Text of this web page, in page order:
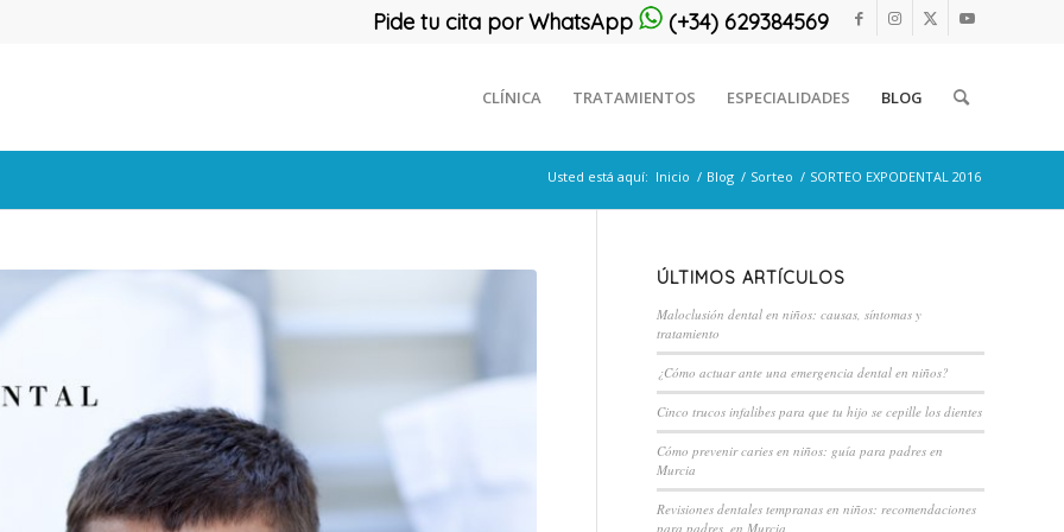
Pide tu cita por WhatsApp (+34) 629384569
CLÍNICA TRATAMIENTOS ESPECIALIDADES BLOG
Usted está aquí: Inicio / Blog / Sorteo / SORTEO EXPODENTAL 2016
ÚLTIMOS ARTÍCULOS
Maloclusión dental en niños: causas, síntomas y
tratamiento
¿Cómo actuar ante una emergencia dental en niños?
Cinco trucos infalibes para que tu hijo se cepille los dientes
Cómo prevenir caries en niños: guía para padres en
Murcia
Revisiones dentales tempranas en niños: recomendaciones
para padres, en Murcia